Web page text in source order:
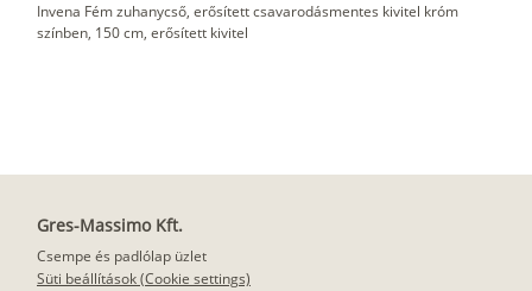
Invena Fém zuhanycső, erősített csavarodásmentes kivitel króm
színben, 150 cm, erősített kivitel
Gres-Massimo Kft.
Csempe és padlólap üzlet
Süti beállítások (Cookie settings)